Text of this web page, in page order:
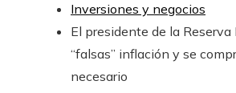
Inversiones y negocios
El presidente de la Reserva
“falsas” inflación y se
necesario